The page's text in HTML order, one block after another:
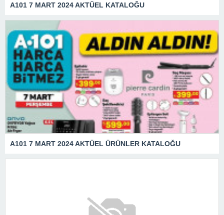
A101 7 MART 2024 AKTÜEL KATALOĞU
A101 7 MART 2024 AKTÜEL ÜRÜNLER KATALOĞU